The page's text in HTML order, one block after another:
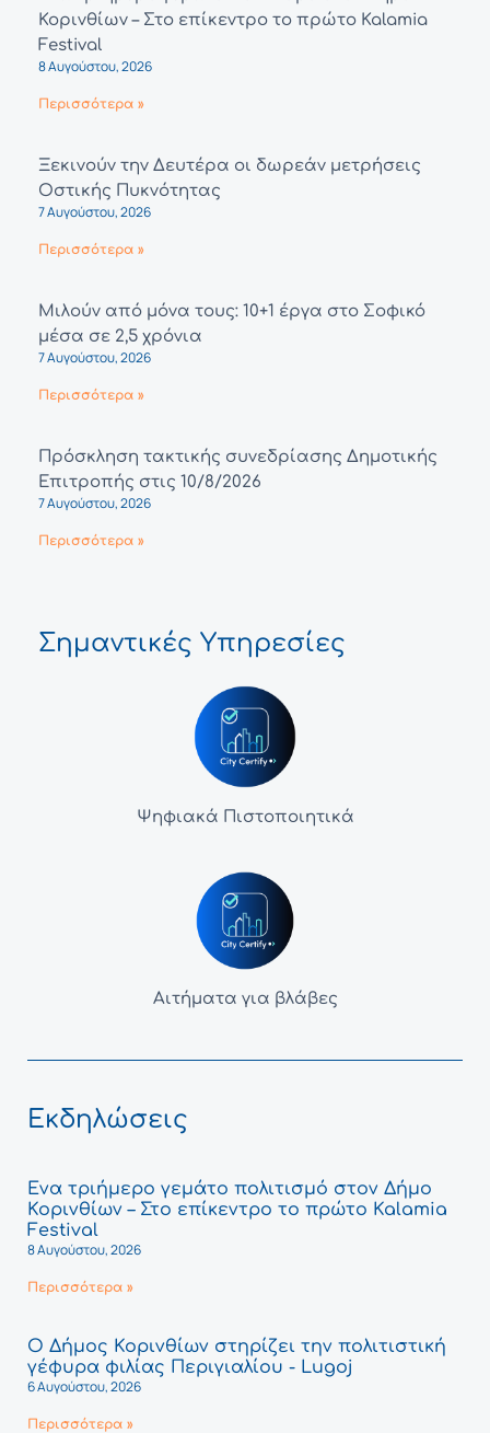
Κορινθίων – Στο επίκεντρο το πρώτο Kalamia
Festival
8 Αυγούστου, 2026
Περισσότερα »
Ξεκινούν την Δευτέρα οι δωρεάν μετρήσεις
Οστικής Πυκνότητας
7 Αυγούστου, 2026
Περισσότερα »
Μιλούν από μόνα τους: 10+1 έργα στο Σοφικό
μέσα σε 2,5 χρόνια
7 Αυγούστου, 2026
Περισσότερα »
Πρόσκληση τακτικής συνεδρίασης Δημοτικής
Επιτροπής στις 10/8/2026
7 Αυγούστου, 2026
Περισσότερα »
Σημαντικές Υπηρεσίες
Ψηφιακά Πιστοποιητικά
Αιτήματα για βλάβες
Εκδηλώσεις
Ένα τριήμερο γεμάτο πολιτισμό στον Δήμο
Κορινθίων – Στο επίκεντρο το πρώτο Kalamia
Festival
8 Αυγούστου, 2026
Περισσότερα »
Ο Δήμος Κορινθίων στηρίζει την πολιτιστική
γέφυρα φιλίας Περιγιαλίου - Lugoj
6 Αυγούστου, 2026
Περισσότερα »